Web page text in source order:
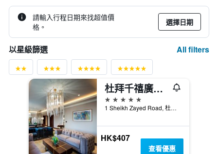
請輸入行程日期來找超值價
格。
選擇日期
以星級篩選 All filters
杜拜千禧廣場酒店 - 杜拜
5星級
1 Sheikh Zayed Road, 杜拜, 阿拉伯聯合大公國
HK$407
查看優惠